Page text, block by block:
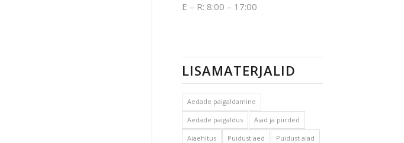
E – R: 8:00 – 17:00
LISAMATERJALID
Aedade paigaldamine
Aedade paigaldus Aiad ja piirded
Aiaehitus Puidust aed Puidust aiad